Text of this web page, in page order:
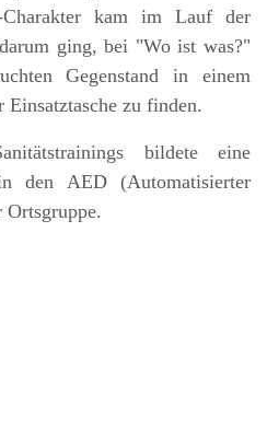
Charakter kam im Lauf der
ging, bei "Wo ist was?"
Gegenstand in einem
zu finden.
bildete eine
den AED (Automatisierter